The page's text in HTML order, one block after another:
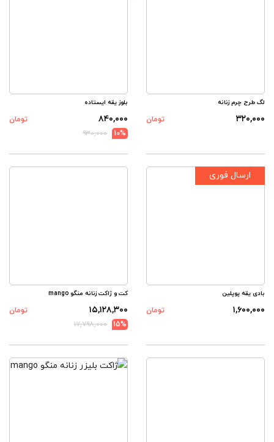
لگ طرح چرم زنانه
۳۲۰,۰۰۰ تومان
بلوز یقه ایستاده
۸۴۰,۰۰۰
تومان
10%
۹۳۰,۰۰۰
ارسال فوری
بادی یقه پوپلین
۱,۶۰۰,۰۰۰ تومان
کت و ژاکت زنانه منگو mango
۱۵,۱۲۸,۳۰۰
تومان
15%
۱۷,۷۹۸,۰۰۰